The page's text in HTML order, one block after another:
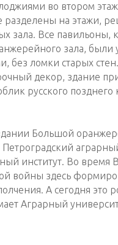
во втором
разделены на этажи,
зала. Все павильоны,
зала, были
без ломки старых
декор, здание
русского позднего
Большой
Петроградский
институт. Во время
войны здесь
А сегодня это
Аграрный